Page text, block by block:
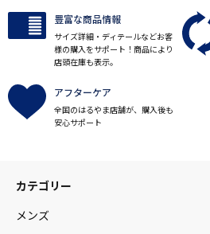
豊富な商品情報
サイズ詳細・ディテールなどお客
様の購入をサポート！商品により
店頭在庫も表示。
アフターケア
全国のはるやま店舗が、購入後も
安心サポート
カテゴリー
メンズ